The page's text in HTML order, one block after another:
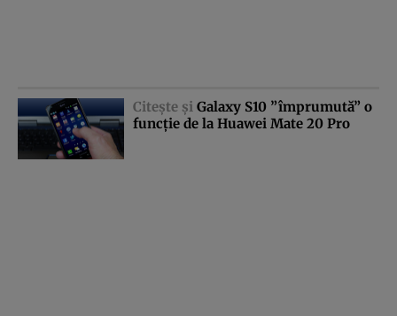
Citeşte şi Galaxy S10 ”împrumută” o
funcţie de la Huawei Mate 20 Pro